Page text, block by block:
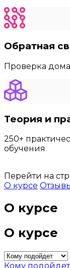
Обратная
Проверка
Теория и
250+
обучения
Перейти на
О курсе
О курсе
О курсе
Кому подойдет